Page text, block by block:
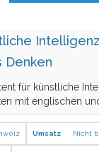
Denken
für künstliche
mit englischen
Umsatz Nicht